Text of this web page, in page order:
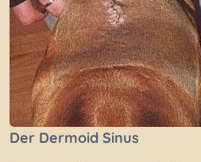
Der Dermoid Sinus